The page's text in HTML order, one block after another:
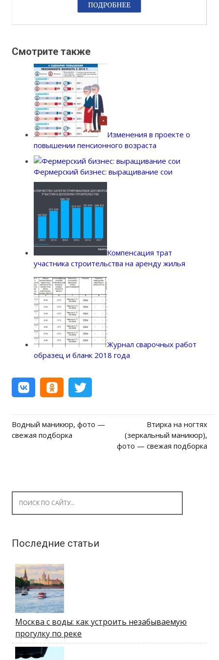
Смотрите также
Изменения в проекте о
повышении пенсионного возраста
Фермерский бизнес: выращивание сои
Компенсация трат
участника строительства на аренду жилья
Журнал сварочных работ
образец и бланк 2018 года
Post navigation
Водный маникюр, фото —
свежая подборка
Втирка на ногтях
(зеркальный маникюр),
фото — свежая подборка
Последние статьи
Москва с воды: как устроить незабываемую
прогулку по реке